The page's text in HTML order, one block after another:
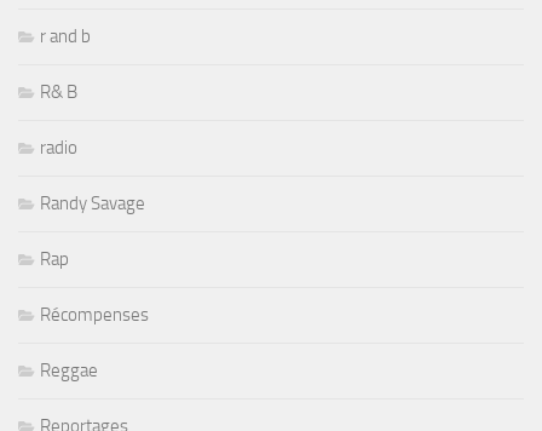
r and b
R& B
radio
Randy Savage
Rap
Récompenses
Reggae
Reportages